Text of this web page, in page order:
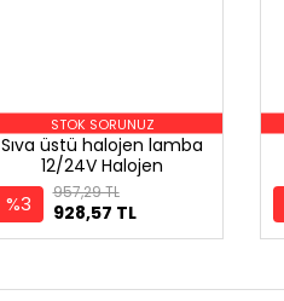
STOK SORUNUZ
Sıva üstü halojen lamba
12/24V Halojen
%3 928,57 TL
957,29 TL